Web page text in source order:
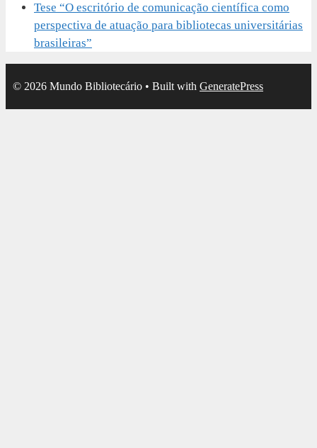
Tese “O escritório de comunicação científica como
perspectiva de atuação para bibliotecas universitárias
brasileiras”
© 2026 Mundo Bibliotecário • Built with GeneratePress